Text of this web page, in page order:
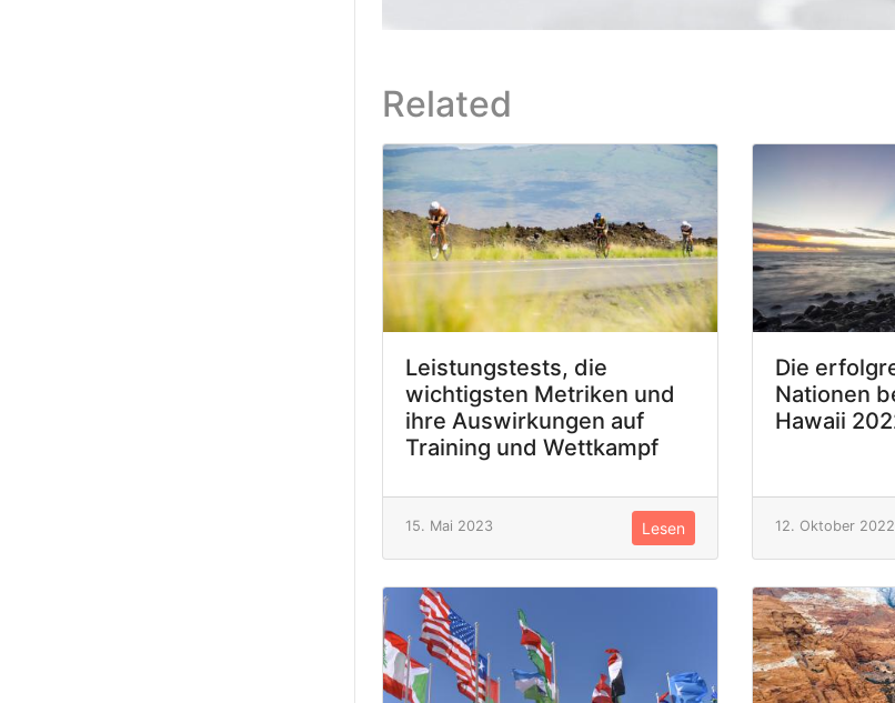
Related
Leistungstests, die
wichtigsten Metriken und
ihre Auswirkungen auf
Training und Wettkampf
15. Mai 2023 Lesen
Die
Nationen
Hawaii
12. Oktober 2022